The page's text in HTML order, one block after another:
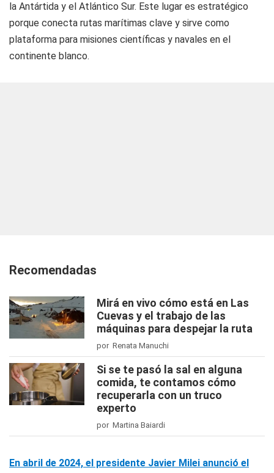
la Antártida y el Atlántico Sur. Este lugar es estratégico
porque conecta rutas marítimas clave y sirve como
plataforma para misiones científicas y navales en el
continente blanco.
Recomendadas
Mirá en vivo cómo está en Las
Cuevas y el trabajo de las
máquinas para despejar la ruta
por Renata Manuchi
Si se te pasó la sal en alguna
comida, te contamos cómo
recuperarla con un truco
experto
por Martina Baiardi
En abril de 2024, el presidente Javier Milei anunció el